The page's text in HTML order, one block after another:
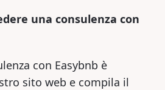
una consulenza con
con Easybnb è
sito web e compila il